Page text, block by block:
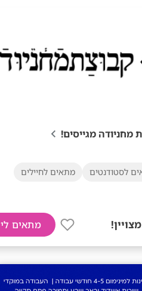
מחניודה מגייסים!
לסטודנטים מתאים לחיילים
מתאים לי